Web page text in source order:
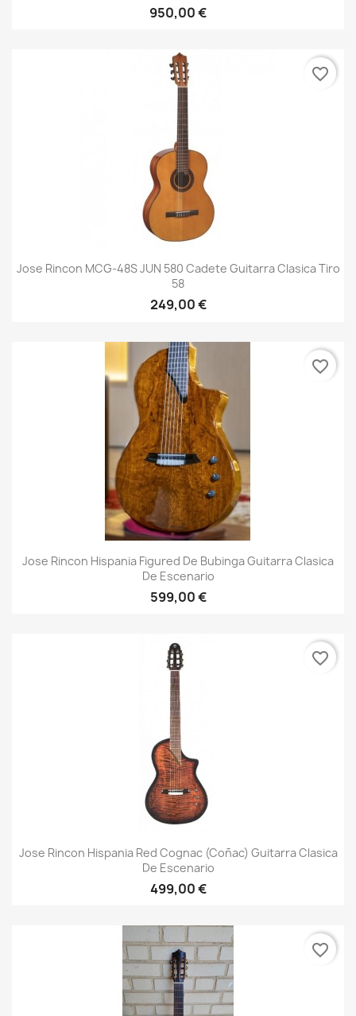
950,00 €
Jose Rincon MCG-48S JUN 580 Cadete Guitarra Clasica Tiro
58
249,00 €
favorite_border
Jose Rincon Hispania Figured De Bubinga Guitarra Clasica
De Escenario
599,00 €
favorite_border
Jose Rincon Hispania Red Cognac (Coñac) Guitarra Clasica
De Escenario
499,00 €
favorite_border
favorite_border